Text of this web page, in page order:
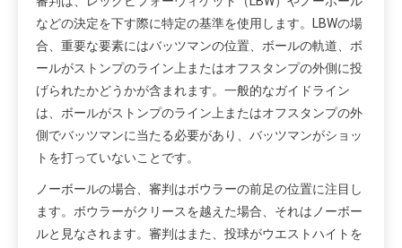
などの決定を下す際に特定の基準を使用します。LBWの場
合、重要な要素にはバッツマンの位置、ボールの軌道、ボ
ールがストンプのライン上またはオフスタンプの外側に投
げられたかどうかが含まれます。一般的なガイドライン
は、ボールがストンプのライン上またはオフスタンプの外
側でバッツマンに当たる必要があり、バッツマンがショッ
トを打っていないことです。
ノーボールの場合、審判はボウラーの前足の位置に注目し
ます。ボウラーがクリースを越えた場合、それはノーボー
ルと見なされます。審判はまた、投球がウエストハイトを